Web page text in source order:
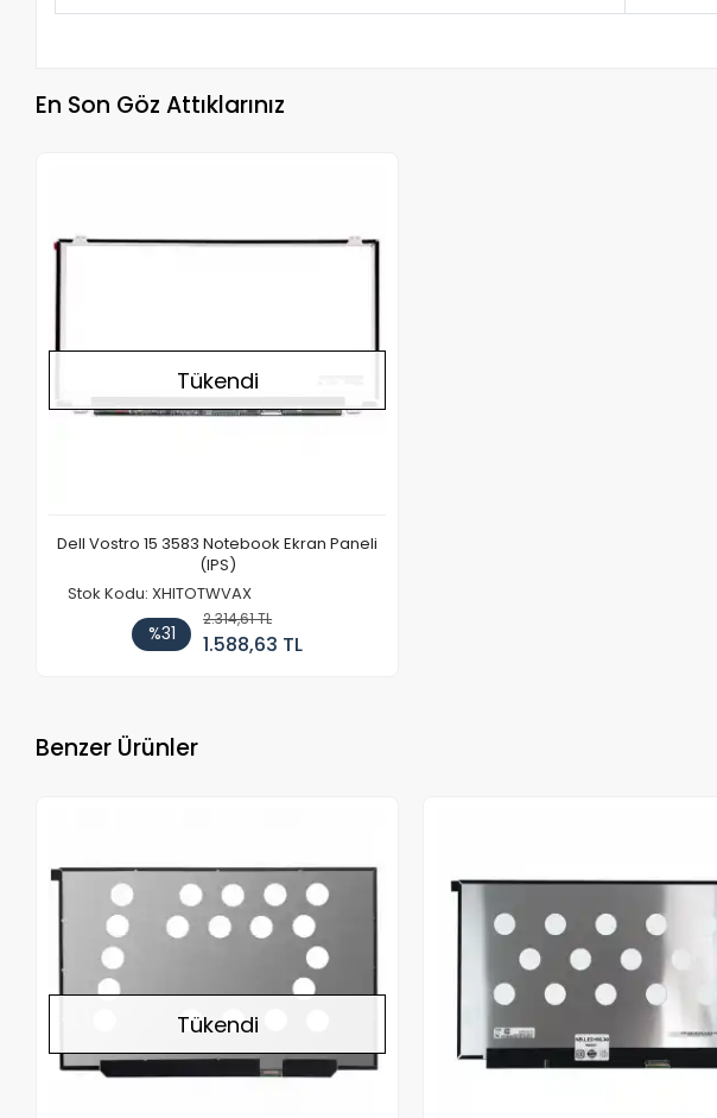
En Son Göz Attıklarınız
Tükendi
Dell Vostro 15 3583 Notebook Ekran Paneli
(IPS)
Stok Kodu: XHITOTWVAX
%31
2.314,61 TL
1.588,63 TL
Benzer Ürünler
Tükendi